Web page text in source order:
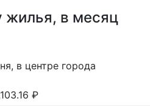
жилья, в месяц
в центре города
₽